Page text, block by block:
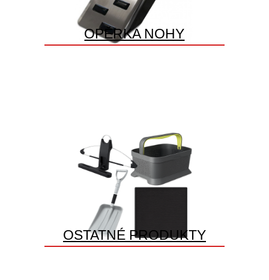
OPĚRKA NOHY
OSTATNÉ PRODUKTY